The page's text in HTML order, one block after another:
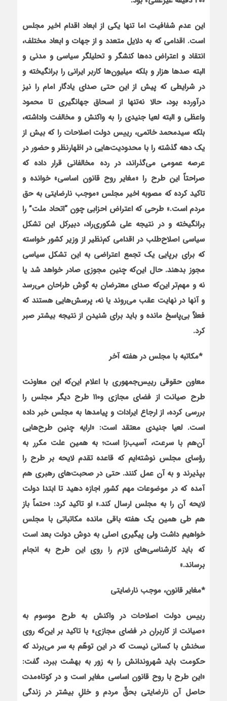
اين عدم شفافيت اما تنها يكي از ابعاد اقدام اخير مجلس
است. اقدامي كه به‌ دلايل متعدد و از جهات و ابعاد مختلف،
انتقاد و اعتراض ده‌ها كنشگر و تحليلگر سياسي و مدني و
البته صدها هزار و بلكه ميليون‌ها كاربر ايراني را برانگيخته و
در شرايطي كه پيش از اين حتي صداي يادگار امام را نيز
درآورده بود، حالا نه‌تنها از اسحاق جهانگيري تا محمود
واعظي و البته لعيا جنيدي را به واكنش و مخالفت واداشته،
بلكه سيدمحمد خاتمي، رييس دولت اصلاحات را كه بيش از
يك دهه گذشته را با محدوديت‌هايي در اظهارنظر و حضور در
عرصه عمومي مي‌گذراند، در رده مخالفاني قرار داده كه
صراحتاً اين طرح را «مغاير روح قانون اساسي» خوانده و
تاكيد كرده كه مصوبه اخير مجلس «موجب نارضايتي به حق
مردم است.» طرحي كه اعتراض احزابي چون “اتحاد ملت” را
برانگيخته و در نتيجه علي شكوري‌راد، دبيركل اين تشكل
سياسي اصلاح‌طلب در اقدامي كم‌نظير از وزير كشور خواسته
كه براي برپايي يك تجمع اعتراضي به اين تشكل سياسي
مجوز بدهند. حال اين‌كه چنين مجوزي صادر خواهد شد يا
نه و مهم‌تر اين‌كه صداي معترضان به گوش طراحان مي‌رسد
و آنها در نهايت عقب مي‌روند يا نه، پرسش‌هايي هستند كه
فعلاً بي‌پاسخ مانده و بايد براي شنيدن از نتيجه بيشتر صبر
كرد.
*مكاتبه با مجلس در هفته آخر
معاون حقوقي رييس‌جمهوري با اعلام اين‌كه اين معاونت
طرح صيانت از فضاي مجازي و۱۱۰ طرح ديگر مجلس را
بررسي كرده، از ارجاع ايرادات و پيامدها به مجلس خبر داده
است. لعيا جنيدي معتقد است: «ارايه چنين طرح‌هايي
آن‌هم با سرعت، آسيب‌زا است؛ به همين علت مكرر به
رؤساي مجلس نوشته‌ايم كه قاعده تقدم لايحه بر طرح را
بپذيرند و به آن عمل كنند. حتي در صحبت‌هاي رهبري هم
آمده كه در موضوعات مهم كشور اجازه دهيد تا ابتدا دولت
لايحه آن را به مجلس ارسال كند.» او تاكيد كرد: «حتماً باز
هم طي همين يك هفته باقي مانده مكاتباتي با مجلس
خواهيم داشت ولي پيگيري اصلي به دوش دولت بعد است
كه بايد كارشناسي‌هاي لازم را روي اين طرح به انجام
برساند.»
*مغاير قانون، موجب نارضايتي
رييس دولت اصلاحات در واكنش به طرح موسوم به
«صيانت از كاربران در فضاي مجازي» با تاكيد بر اينكه روي
سخنش با كساني نيست كه در اين توهّم به سر مي‌برند كه
حكومت بايد شهروندانش را به‌ زور به بهشت ببرد، گفت:
«اين طرح با روح قانون اساسي مغاير است و در كوتاه‌مدت
حاصل آن نارضايتي بحقِّ مردم و خللِ بيشتر در زندگي